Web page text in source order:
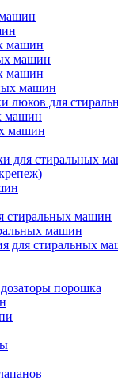
машин
машин
машин
машин
люков для
машин
машин
для стиральных
стиральных машин
машин
для стиральных
порошка